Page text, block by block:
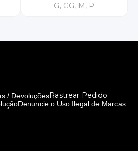
G, GG, M, P
/ DevoluçõesRastrear Pedido
Denuncie o Uso Ilegal de Marcas